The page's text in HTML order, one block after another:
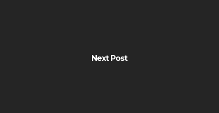
Next Post